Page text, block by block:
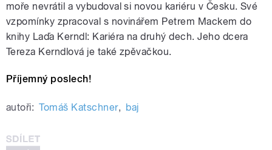
moře nevrátil a vybudoval si novou kariéru v Česku. Své
vzpomínky zpracoval s novinářem Petrem Mackem do
knihy Laďa Kerndl: Kariéra na druhý dech. Jeho dcera
Tereza Kerndlová je také zpěvačkou.
Příjemný poslech!
autoři: Tomáš Katschner, baj